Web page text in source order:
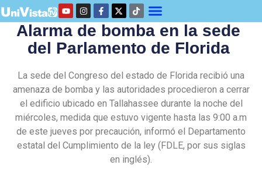
Alarma de bomba en la sede
del Parlamento de Florida
La sede del Congreso del estado de Florida recibió una
amenaza de bomba y las autoridades procedieron a cerrar
el edificio ubicado en Tallahassee durante la noche del
miércoles, medida que estuvo vigente hasta las 9:00 a.m
de este jueves por precaución, informó el Departamento
estatal del Cumplimiento de la ley (FDLE, por sus siglas
en inglés).